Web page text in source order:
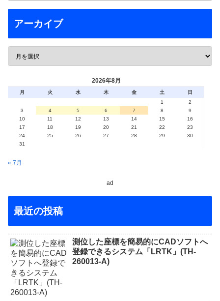
アーカイブ
2026年8月
月 火 水 木 金 土
日
1
2
3
4 5 6 7 8
9
10
11 12 13 14 15
16
17
18 19 20 21 22
23
24
25 26 27 28 29
30
31
« 7月
ad
最近の投稿
測位した座標を簡易的にCADソフトへ
登録できるシステム「LRTK」(TH-
260013-A)